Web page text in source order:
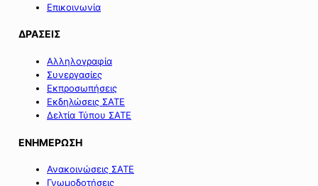
Επικοινωνία
ΔΡΑΣΕΙΣ
Αλληλογραφία
Συνεργασίες
Εκπροσωπήσεις
Εκδηλώσεις ΣΑΤΕ
Δελτία Τύπου ΣΑΤΕ
ΕΝΗΜΕΡΩΣΗ
Ανακοινώσεις ΣΑΤΕ
Γνωμοδοτήσεις